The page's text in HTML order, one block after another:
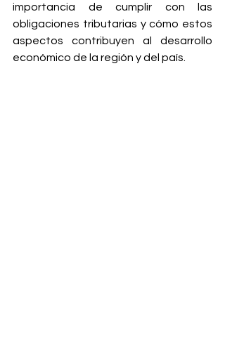
importancia de cumplir con las
obligaciones tributarias y cómo estos
aspectos contribuyen al desarrollo
económico de la región y del país.